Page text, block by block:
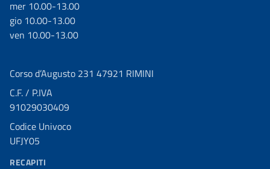
mer 10.00-13.00
gio 10.00-13.00
ven 10.00-13.00
Corso d’Augusto 231 47921 RIMINI
C.F. / P.IVA
91029030409
Codice Univoco
UFJY05
RECAPITI